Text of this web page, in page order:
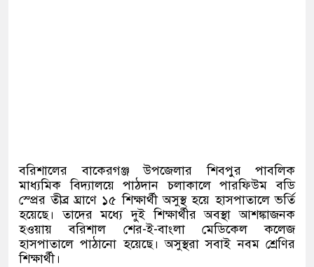
বরিশালের বাকেরগঞ্জ উপজেলার শিবপুর পাবলিক
মাধ্যমিক বিদ্যালয়ে পাঠদান চলাকালে পারফিউম বডি
স্প্রের তীব্র ঘ্রাণে ১৫ শিক্ষার্থী অসুস্থ হয়ে হাসপাতালে ভর্তি
হয়েছে। তাদের মধ্যে দুই শিক্ষার্থীর অবস্থা আশঙ্কাজনক
হওয়ায় বরিশাল শের-ই-বাংলা মেডিকেল কলেজ
হাসপাতালে পাঠানো হয়েছে। অসুস্থরা সবাই নবম শ্রেণির
শিক্ষার্থী।